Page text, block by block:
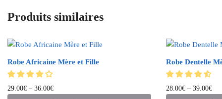
Produits similaires
Robe Africaine Mère et Fille
29.00€ – 36.00€
Robe Dentelle
28.00€ – 39.00€